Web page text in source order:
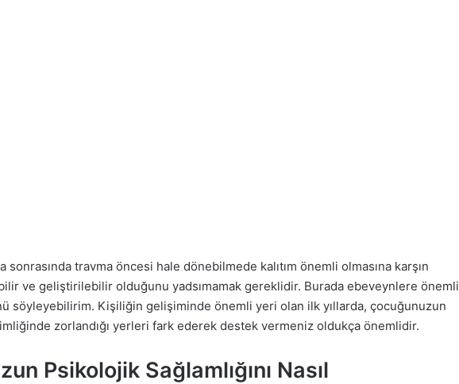
sonrasında travma öncesi hale dönebilmede kalıtım önemli olmasına karşın
ve geliştirilebilir olduğunu yadsımamak gereklidir. Burada ebeveynlere önemli
söyleyebilirim. Kişiliğin gelişiminde önemli yeri olan ilk yıllarda, çocuğunuzun
zorlandığı yerleri fark ederek destek vermeniz oldukça önemlidir.
Psikolojik Sağlamlığını Nasıl